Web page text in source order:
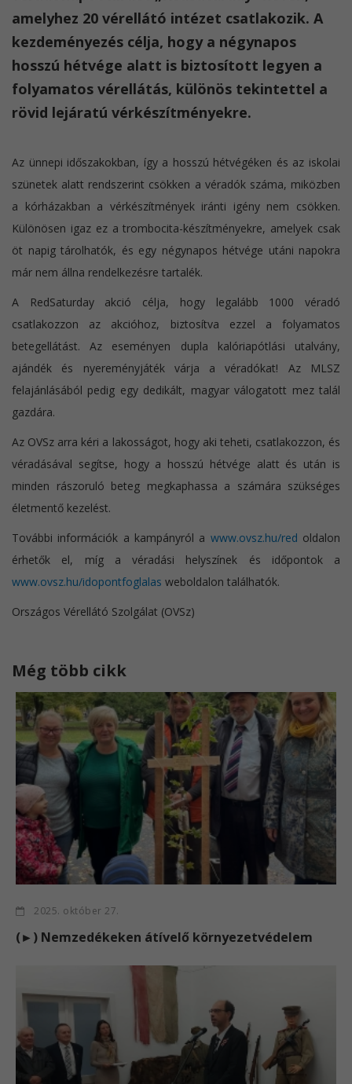
amelyhez 20 vérellátó intézet csatlakozik. A
kezdeményezés célja, hogy a négynapos
hosszú hétvége alatt is biztosított legyen a
folyamatos vérellátás, különös tekintettel a
rövid lejáratú vérkészítményekre.
Az ünnepi időszakokban, így a hosszú hétvégéken és az iskolai
szünetek alatt rendszerint csökken a véradók száma, miközben
a kórházakban a vérkészítmények iránti igény nem csökken.
Különösen igaz ez a trombocita-készítményekre, amelyek csak
öt napig tárolhatók, és egy négynapos hétvége utáni napokra
már nem állna rendelkezésre tartalék.
A RedSaturday akció célja, hogy legalább 1000 véradó
csatlakozzon az akcióhoz, biztosítva ezzel a folyamatos
betegellátást. Az eseményen dupla kalóriapótlási utalvány,
ajándék és nyereményjáték várja a véradókat! Az MLSZ
felajánlásából pedig egy dedikált, magyar válogatott mez talál
gazdára.
Az OVSz arra kéri a lakosságot, hogy aki teheti, csatlakozzon, és
véradásával segítse, hogy a hosszú hétvége alatt és után is
minden rászoruló beteg megkaphassa a számára szükséges
életmentő kezelést.
További információk a kampányról a www.ovsz.hu/red oldalon
érhetők el, míg a véradási helyszínek és időpontok a
www.ovsz.hu/idopontfoglalas weboldalon találhatók.
Országos Vérellátó Szolgálat (OVSz)
Még több cikk
2025. október 27.
(►) Nemzedékeken átívelő környezetvédelem